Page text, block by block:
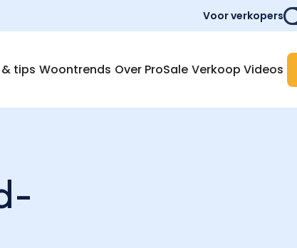
Voor verkopers
tips Woontrends Over ProSale Verkoop Videos